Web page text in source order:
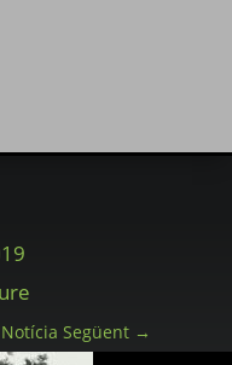
Notícia Següent→